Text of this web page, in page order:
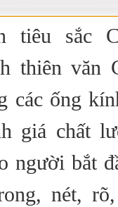
sắc
thiên văn
các ống
giá chất
người bắt
nét,